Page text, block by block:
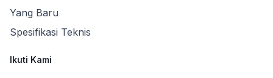
Yang Baru
Spesifikasi Teknis
Ikuti Kami